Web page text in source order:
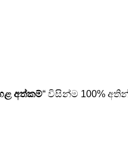
අත්කම්“ විසින්ම 100%